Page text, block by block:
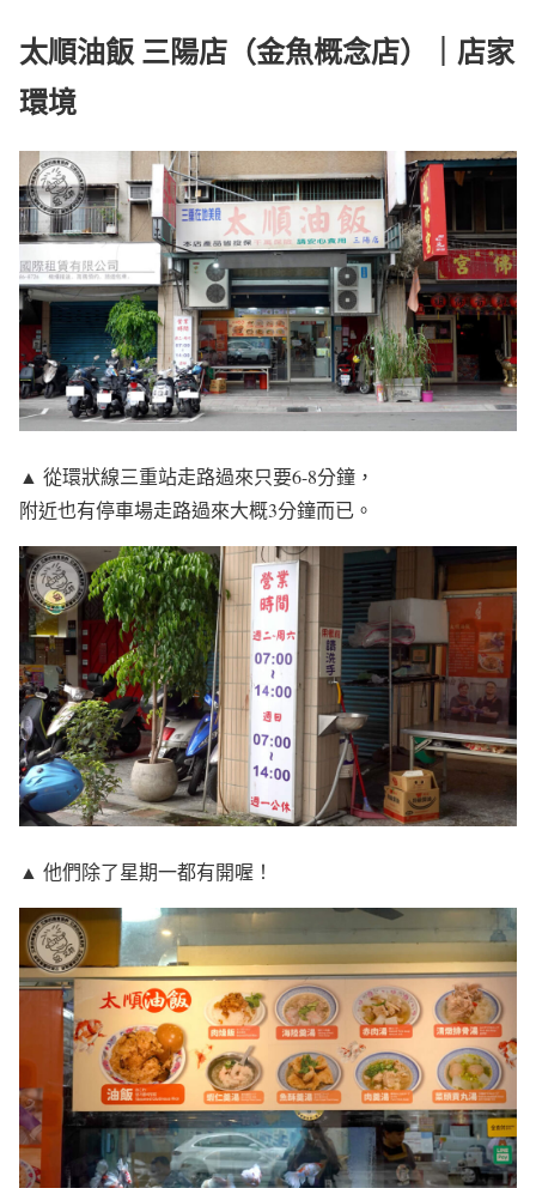
太順油飯 三陽店（金魚概念店）｜店家
環境
▲ 從環狀線三重站走路過來只要6-8分鐘，
附近也有停車場走路過來大概3分鐘而已。
▲ 他們除了星期一都有開喔！